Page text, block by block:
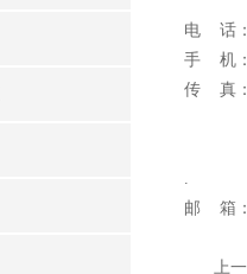
电 话
手 机
传 真
.
邮 箱
上